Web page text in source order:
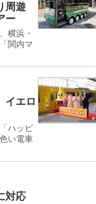
周遊
ー
横浜・
関内マ
エロ
ハッピ
い電車
対応